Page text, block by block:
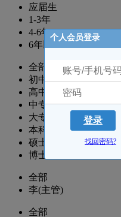
应届生
1-3年
4-6年
6年以上
全部
初中
高中
中专
大专
本科
硕士
博士
全部
李(主管)
全部
个人会员登录
登录
找回密码?